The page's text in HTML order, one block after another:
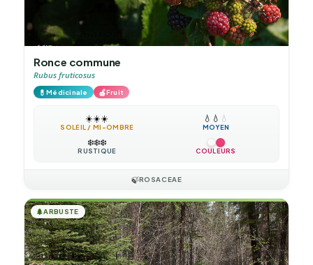
Ronce commune
Rubus fruticosus
💊Médicinale 🍎Fruit
☀️☀️☀️
SOLEIL / MI-OMBRE
💧 💧 💧
MOYEN
❄️❄️❄️
RUSTIQUE COULEURS
🍃ROSACEAE
🌲ARBUSTE